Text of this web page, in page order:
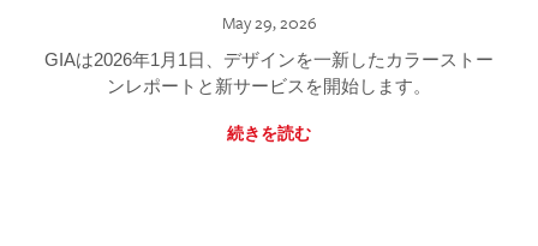
May 29, 2026
GIAは2026年1月1日、デザインを一新したカラーストー
ンレポートと新サービスを開始します。
続きを読む